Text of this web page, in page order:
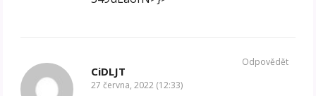
CiDLJT
27 června, 2022 (12:33)
Odpovědět